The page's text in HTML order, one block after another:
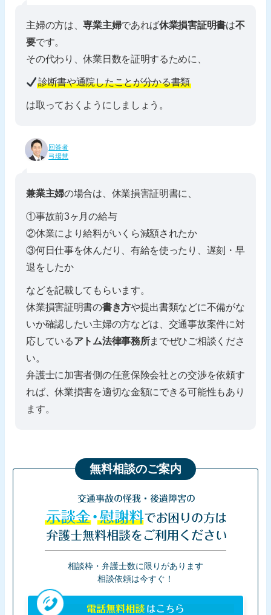
主婦の方は、専業主婦であれば休業損害証明書は不
要です。
その代わり、休業日数を証明するために、
診断書や通院したことが分かる書類
は取っておくようにしましょう。
回答者
弓場慧
兼業主婦の場合は、休業損害証明書に、
①事故前3ヶ月の給与
②休業により給料がいくら減額されたか
③何日仕事を休んだり、有給を使ったり、遅刻・早
退をしたか
などを記載してもらいます。
休業損害証明書の書き方や提出書類などに不備がな
いか確認したい主婦の方などは、交通事故案件に対
応しているアトム法律事務所までぜひご相談くださ
い。
弁護士に加害者側の任意保険会社との交渉を依頼す
れば、休業損害を適切な金額にできる可能性もあり
ます。
無料相談のご案内
交通事故の怪我・後遺障害の
示談金・慰謝料でお困りの方は
弁護士無料相談をご利用ください
相談枠・弁護士数に限りがあります
相談依頼は今すぐ！
電話無料相談はこちら